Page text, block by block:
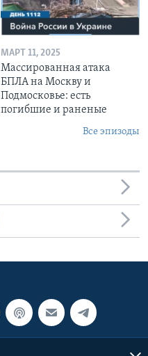
МАРТ 11, 2025
Массированная атака
БПЛА на Москву и
Подмосковье: есть
погибшие и раненые
Все эпизоды